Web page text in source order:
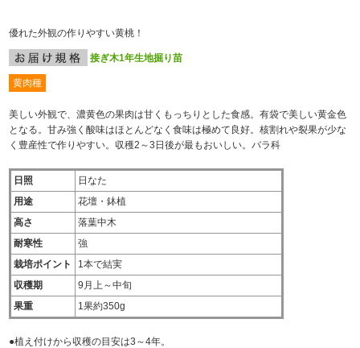
優れた外観の作りやすい黄桃！
接ぎ木1年生地掘り苗
黄肉種
美しい外観で、濃黄色の果肉は甘くもっちりとした食感。有袋で美しい黄金色
となる。甘み強く酸味はほとんどなく食味は極めて良好。核割れや裂果が少な
く豊産性で作りやすい。収穫2～3日後が最もおいしい。バラ科
日照
日なた
用途
花壇・鉢植
高さ
落葉中木
耐寒性
強
栽培ポイント
1本で結実
収穫期
9月上～中旬
果重
1果約350g
●植え付けから収穫の目安は3～4年。